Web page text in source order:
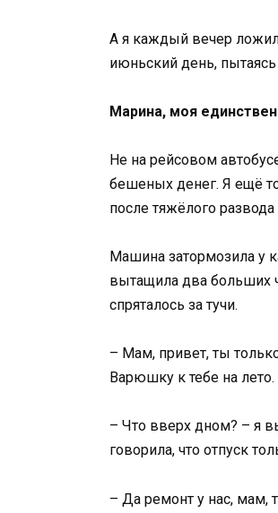
А я каждый вечер
июньский день, пытаясь
Марина, моя
Не на рейсовом
бешеных денег. Я ещё
после тяжёлого
Машина затормозила у
вытащила два больших
спряталось за тучи.
– Мам, привет, ты
Варюшку к тебе на
– Что вверх дном? – я
говорила, что отпуск
– Да ремонт у нас, мам,